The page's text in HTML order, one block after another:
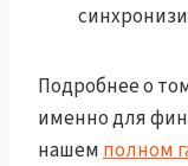
Подробнее о
именно для
нашем полном